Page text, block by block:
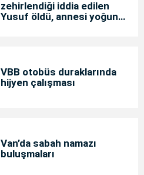
zehirlendiği iddia edilen
Yusuf öldü, annesi yoğun
VBB otobüs duraklarında
hijyen çalışması
Van’da sabah namazı
buluşmaları